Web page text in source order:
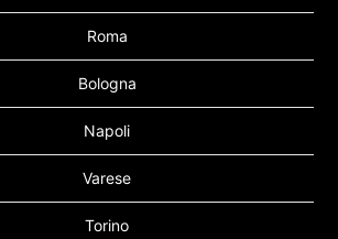
Roma
Bologna
Napoli
Varese
Torino